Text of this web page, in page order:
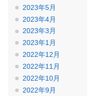
2023年5月
2023年4月
2023年3月
2023年1月
2022年12月
2022年11月
2022年10月
2022年9月